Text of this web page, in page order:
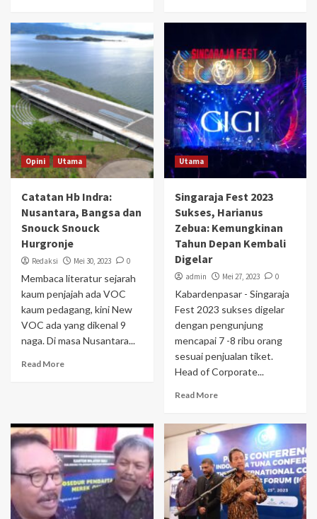
Opini Utama
Catatan Hb Indra:
Nusantara, Bangsa dan
Snouck Snouck
Hurgronje
Redaksi Mei 30, 2023 0
Membaca literatur sejarah
kaum penjajah ada VOC
kaum pedagang, kini New
VOC ada yang dikenal 9
naga. Di masa Nusantara...
Read More
Utama
Singaraja Fest 2023
Sukses, Harianus
Zebua: Kemungkinan
Tahun Depan Kembali
Digelar
admin Mei 27, 2023 0
Kabardenpasar - Singaraja
Fest 2023 sukses digelar
dengan pengunjung
mencapai 7 -8 ribu orang
sesuai penjualan tiket.
Head of Corporate...
Read More